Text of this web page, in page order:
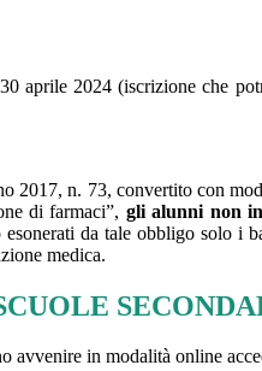
aprile 2024 (iscrizione che
2017, n. 73, convertito con
di farmaci”, gli alunni non
esonerati da tale obbligo solo i
medica.
avvenire in modalità online